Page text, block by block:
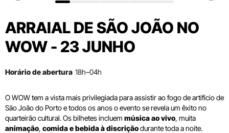
ARRAIAL DE SÃO JOÃO NO
WOW - 23 JUNHO
Horário de abertura 18h–04h
O WOW tem a vista mais privilegiada para assistir ao fogo de artifício de
São João do Porto e todos os anos o evento se revela um êxito no
quarteirão cultural. Os bilhetes incluem música ao vivo, muita
animação, comida e bebida à discriçãodurante toda a noite.